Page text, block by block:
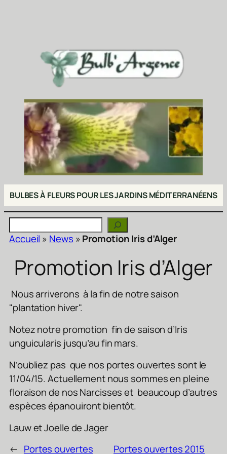
BULBES À FLEURS POUR LES JARDINS MÉDITERRANÉENS
Accueil » News » Promotion Iris d’Alger
Promotion Iris d’Alger
Nous arriverons à la fin de notre saison
"plantation hiver".
Notez notre promotion fin de saison d’Iris
unguicularis jusqu’au fin mars.
N’oubliez pas que nos portes ouvertes sont le
11/04/15. Actuellement nous sommes en pleine
floraison de nos Narcisses et beaucoup d’autres
espèces épanouiront bientôt.
Lauw et Joelle de Jager
← Portes ouvertes Portes ouvertes 2015